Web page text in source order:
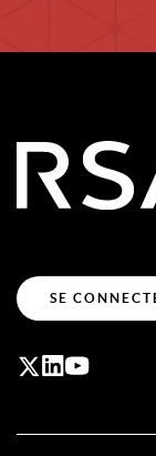
SE